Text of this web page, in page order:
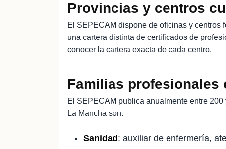
Provincias y centros
El SEPECAM dispone de oficinas y centros
una cartera distinta de certificados de
conocer la cartera exacta de cada centro.
Familias profesionales
El SEPECAM publica anualmente entre
La Mancha son:
Sanidad : auxiliar de enfermería,